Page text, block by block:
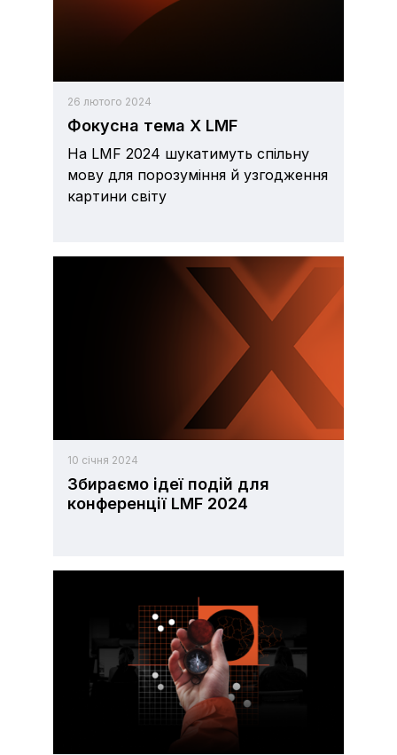
26 лютого 2024
Фокусна тема X LMF
На LMF 2024 шукатимуть спільну
мову для порозуміння й узгодження
картини світу
10 січня 2024
Збираємо ідеї подій для
конференції LMF 2024